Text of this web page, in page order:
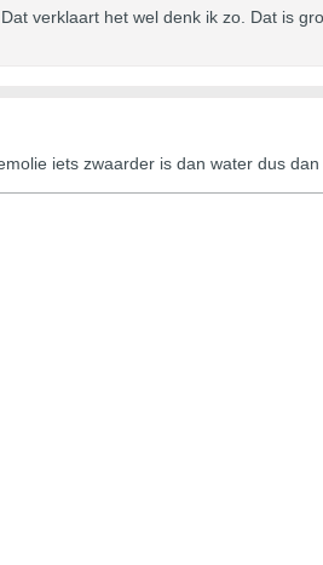
. Dat verklaart het wel denk ik zo. Dat is
iets zwaarder is dan water dus